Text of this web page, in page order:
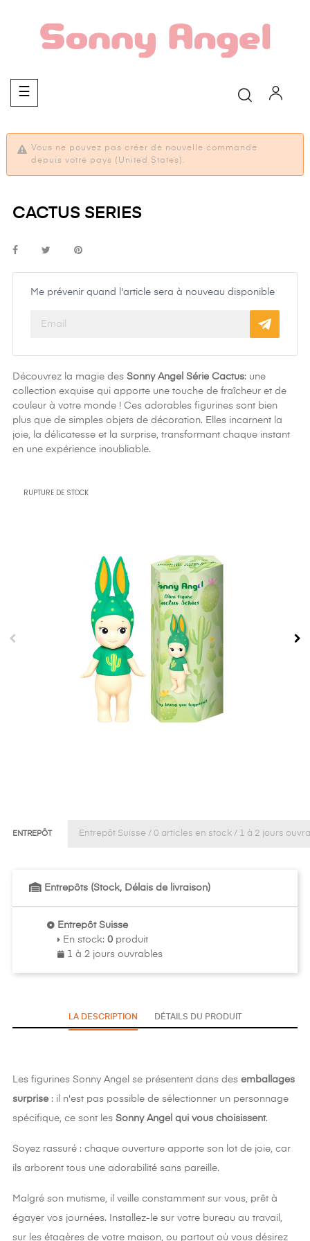
Basculer
la
☰
Vous ne pouvez pas créer de nouvelle commande
depuis votre pays (United States).
CACTUS SERIES
Me prévenir quand l'article sera à nouveau disponible
Découvrez la magie des Sonny Angel Série Cactus: une
collection exquise qui apporte une touche de fraîcheur et de
couleur à votre monde ! Ces adorables figurines sont bien
plus que de simples objets de décoration. Elles incarnent la
joie, la délicatesse et la surprise, transformant chaque instant
en une expérience inoubliable.
RUPTURE DE STOCK
ENTREPÔT
Entrepôts (Stock, Délais de livraison)
Entrepôt Suisse
En stock: 0 produit
1 à 2 jours ouvrables
LA DESCRIPTION DÉTAILS DU PRODUIT
Les figurines Sonny Angel se présentent dans des emballages
surprise: il n'est pas possible de sélectionner un personnage
spécifique, ce sont les Sonny Angel qui vous choisissent.
Soyez rassuré : chaque ouverture apporte son lot de joie, car
ils arborent tous une adorabilité sans pareille.
Malgré son mutisme, il veille constamment sur vous, prêt à
égayer vos journées. Installez-le sur votre bureau au travail,
sur les étagères de votre maison, ou partout où vous désirez